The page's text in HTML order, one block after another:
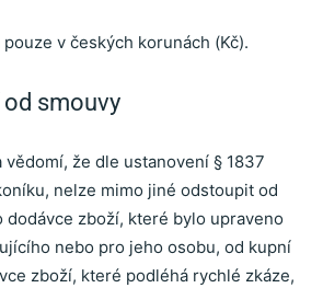
v českých korunách (Kč).
smouvy
vědomí, že dle ustanovení § 1837
nelze mimo jiné odstoupit od
dodávce zboží, které bylo upraveno
nebo pro jeho osobu, od kupní
zboží, které podléhá rychlé zkáze,